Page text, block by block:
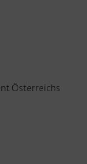
Österreichs